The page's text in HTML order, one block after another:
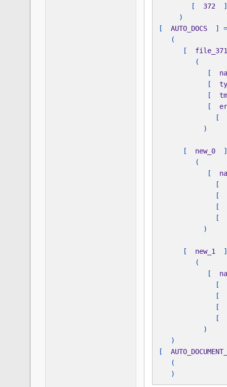
[ 372
[ AUTO_DOCS
[
[
[
[
[
[
[ new_0
[
[
[
[
[
[ new_1
[
[
[
[
[
[
)